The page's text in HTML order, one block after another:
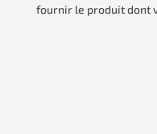
fournir le produit dont